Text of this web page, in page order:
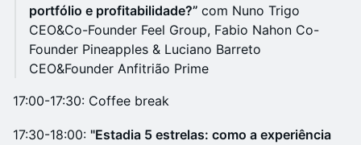
portfólio e profitabilidade?” com Nuno Trigo
CEO&Co-Founder Feel Group, Fabio Nahon Co-
Founder Pineapples & Luciano Barreto
CEO&Founder Anfitrião Prime
17:00-17:30: Coffee break
17:30-18:00: "Estadia 5 estrelas: como a experiência